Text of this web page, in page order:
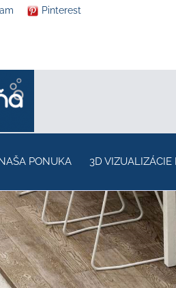
Pinterest
PONUKA 3D VIZUALIZÁCIE